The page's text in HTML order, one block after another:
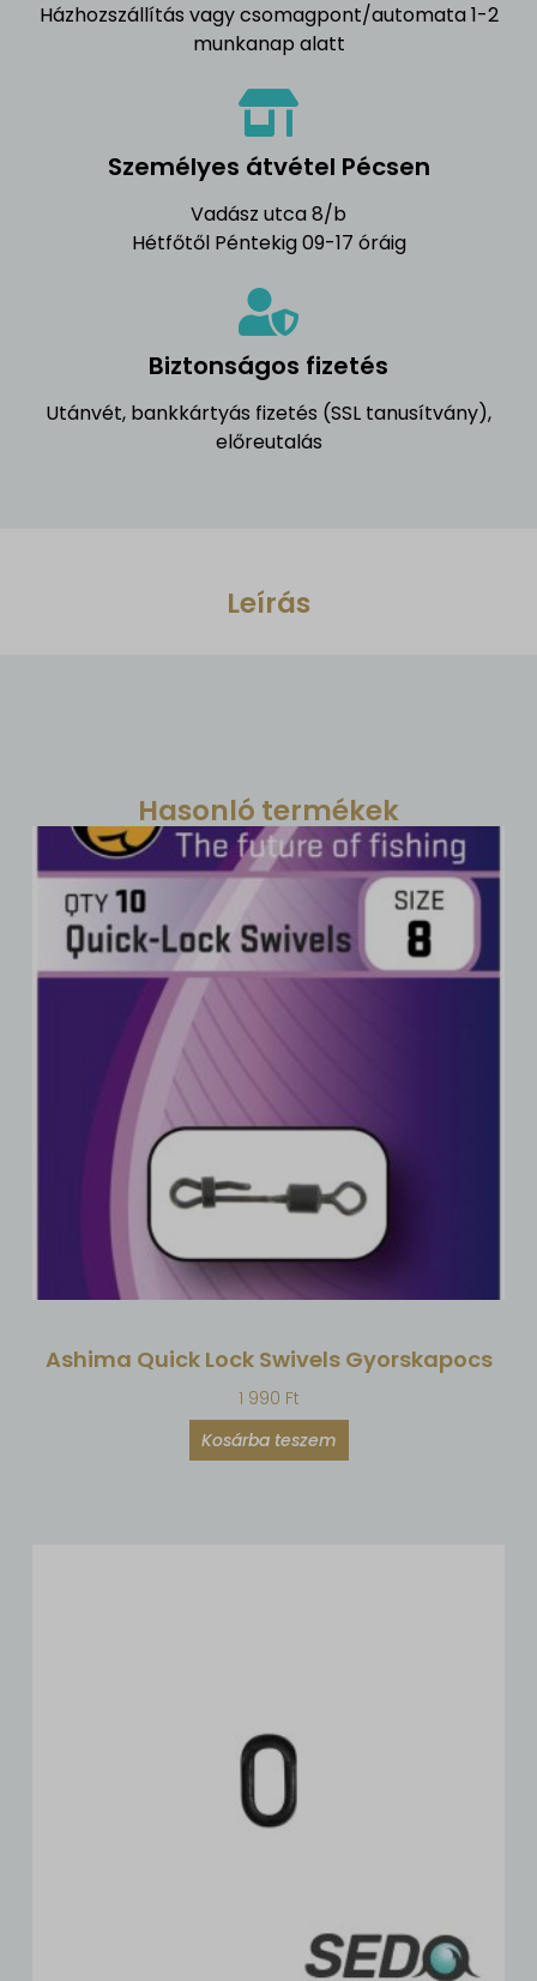
Házhozszállítás vagy csomagpont/automata 1-2
munkanap alatt
Személyes átvétel Pécsen
Vadász utca 8/b
Hétfőtől Péntekig 09-17 óráig
Biztonságos fizetés
Utánvét, bankkártyás fizetés (SSL tanusítvány),
előreutalás
Leírás
Hasonló termékek
Ashima Quick Lock Swivels Gyorskapocs
1 990 Ft
Kosárba teszem